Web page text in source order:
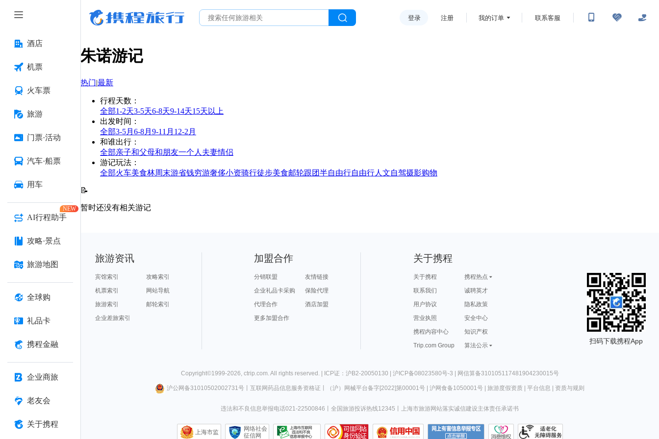
酒店
机票
火车票
旅游
门票·活动
汽车·船票
用车
AI行程助手
NEW
攻略·景点
旅游地图
全球购
礼品卡
携程金融
企业商旅
老友会
关于携程
登录 注册 我的订单 联系客服
朱诺游记
热门|最新
行程天数 ：
全部1-2天3-5天6-8天9-14天15天以上
出发时间 ：
全部3-5月 6-8月 9-11月 12-2月
和谁出行 ：
全部亲子和父母和朋友一个人 夫妻情侣
游记玩法 ：
全部火车美食林周末游省钱穷游奢侈小资骑行徒步美食邮轮跟团半自由行自由行人文自驾摄影购物
📝
暂时还没有相关游记
旅游资讯
宾馆索引
攻略索引
机票索引
网站导航
旅游索引
邮轮索引
企业差旅索引
加盟合作
分销联盟
友情链接
企业礼品卡采购
保险代理
代理合作
酒店加盟
更多加盟合作
关于携程
关于携程
携程热点
联系我们
诚聘英才
用户协议
隐私政策
营业执照
安全中心
携程内容中心
知识产权
Trip.com Group
算法公示
扫码下载携程App
Copyright©1999-2026, ctrip.com. All rights reserved. | ICP证：沪B2-20050130 | 沪ICP备08023580号-3 | 网信算备310105117481904230015号
沪公网备31010502002731号丨 互联网药品信息服务资格证 （沪）网械平台备字[2022]第00001号| 沪网食备1050001号| 旅游度假资质| 平台信息 资质与规则
违法和不良信息举报电话021-22500846 全国旅游投诉热线12345 上海市旅游网站落实诚信建设主体责任承诺书
上海市监
网络社会
征信网